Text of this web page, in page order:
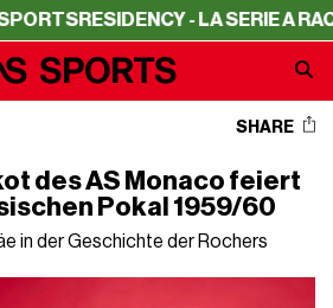
RESIDENCY - LA SERIE A
SHARE
des AS Monaco feiert
Pokal 1959/60
in der Geschichte der Rochers